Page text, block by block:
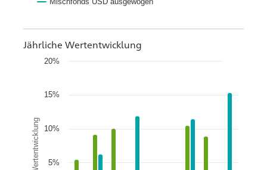
Jährliche Wertentwicklung
Wertentwicklung 5%
10%
15%
20%